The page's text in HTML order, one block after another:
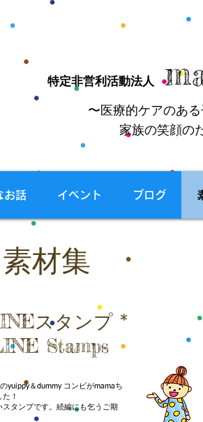
特定非営利活動法人
〜医療的ケアのあ
家族の笑顔の
お話 イベント ブログ
素材集
yuippy＆dummy コンビがmamaち
！
タンプです。続編にも乞うご期
スタンプ *
Stamps